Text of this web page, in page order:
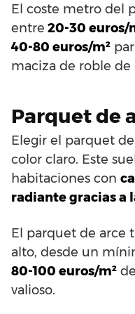
El coste metro del
entre 20-30 euros/
40-80 euros/m²
maciza de roble de
Parquet de
Elegir el parquet
color claro. Este
habitaciones con
radiante gracias a
El parquet de arce
alto, desde un
80-100 euros/m²
valioso.